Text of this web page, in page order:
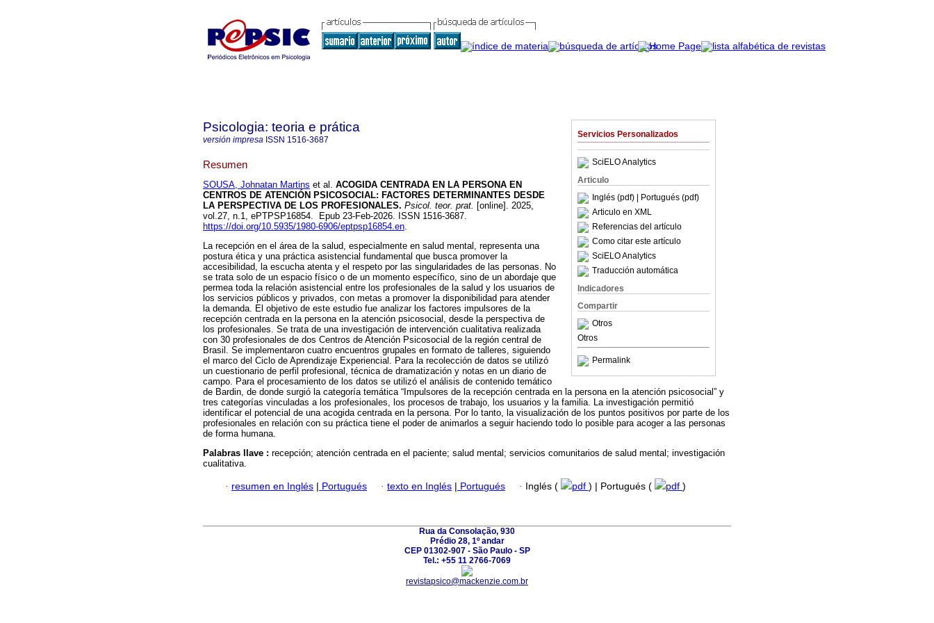
Servicios Personalizados
SciELO Analytics
Articulo
Inglés (pdf)
| Portugués (pdf)
Articulo en XML
Referencias del artículo
Como citar este artículo
SciELO Analytics
Traducción automática
Indicadores
Compartir
Otros
Otros
Permalink
Psicologia: teoria e prática
versión impresa ISSN 1516-3687
Resumen
SOUSA, Johnatan Martins et al. ACOGIDA CENTRADA EN LA PERSONA EN
CENTROS DE ATENCIÓN PSICOSOCIAL: FACTORES DETERMINANTES DESDE
LA PERSPECTIVA DE LOS PROFESIONALES. Psicol. teor. prat. [online]. 2025,
vol.27, n.1, ePTPSP16854. Epub 23-Feb-2026. ISSN 1516-3687.
https://doi.org/10.5935/1980-6906/eptpsp16854.en.
La recepción en el área de la salud, especialmente en salud mental, representa una
postura ética y una práctica asistencial fundamental que busca promover la
accesibilidad, la escucha atenta y el respeto por las singularidades de las personas. No
se trata solo de un espacio físico o de un momento específico, sino de un abordaje que
permea toda la relación asistencial entre los profesionales de la salud y los usuarios de
los servicios públicos y privados, con metas a promover la disponibilidad para atender
la demanda. El objetivo de este estudio fue analizar los factores impulsores de la
recepción centrada en la persona en la atención psicosocial, desde la perspectiva de
los profesionales. Se trata de una investigación de intervención cualitativa realizada
con 30 profesionales de dos Centros de Atención Psicosocial de la región central de
Brasil. Se implementaron cuatro encuentros grupales en formato de talleres, siguiendo
el marco del Ciclo de Aprendizaje Experiencial. Para la recolección de datos se utilizó
un cuestionario de perfil profesional, técnica de dramatización y notas en un diario de
campo. Para el procesamiento de los datos se utilizó el análisis de contenido temático
de Bardin, de donde surgió la categoría temática “Impulsores de la recepción centrada en la persona en la atención psicosocial” y
tres categorías vinculadas a los profesionales, los procesos de trabajo, los usuarios y la familia. La investigación permitió
identificar el potencial de una acogida centrada en la persona. Por lo tanto, la visualización de los puntos positivos por parte de los
profesionales en relación con su práctica tiene el poder de animarlos a seguir haciendo todo lo posible para acoger a las personas
de forma humana.
Palabras llave : recepción; atención centrada en el paciente; salud mental; servicios comunitarios de salud mental; investigación
cualitativa.
· resumen en Inglés | Portugués · texto en Inglés | Portugués · Inglés ( pdf ) | Portugués ( pdf )
Rua da Consolação, 930
Prédio 28, 1º andar
CEP 01302-907 - São Paulo - SP
Tel.: +55 11 2766-7069
revistapsico@mackenzie.com.br